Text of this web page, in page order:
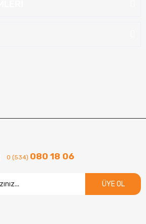
0 (534) 080 18 06
ÜYE OL